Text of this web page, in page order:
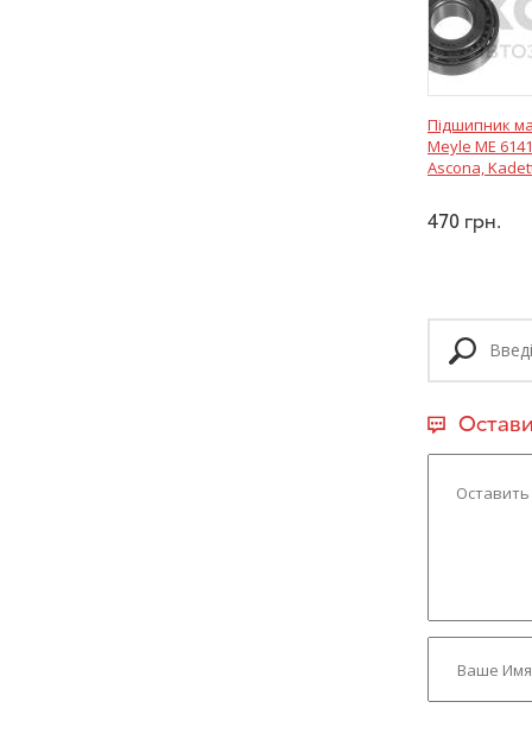
Підшипник
Meyle ME
Ascona,
470 грн.